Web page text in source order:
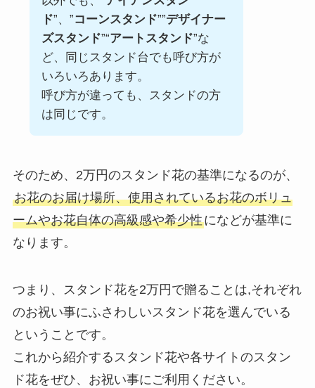
ド”、”コーンスタンド””デザイナー
ズスタンド”“アートスタンド”な
ど、同じスタンド台でも呼び方が
いろいろあります。
呼び方が違っても、スタンドの方
は同じです。
そのため、2万円のスタンド花の基準になるのが、
お花のお届け場所、使用されているお花のボリュ
ームやお花自体の高級感や希少性になどが基準に
なります。
つまり、スタンド花を2万円で贈ることは,それぞれ
のお祝い事にふさわしいスタンド花を選んでいる
ということです。
これから紹介するスタンド花や各サイトのスタン
ド花をぜひ、お祝い事にご利用ください。